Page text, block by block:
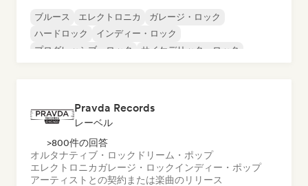
ブルース エレクトロニカ
ガレージ・ロック
ハードロック
インディー・ロック
プログレッシブ・ロック
サイケデリック・ロック
Pravda Records
レーベル
>800件の回答
オルタナティブ・ロック ドリーム・ポップ
エレクトロニカガレージ・ロックインディー・ポップ
アーティストとの契約または楽曲のリリース